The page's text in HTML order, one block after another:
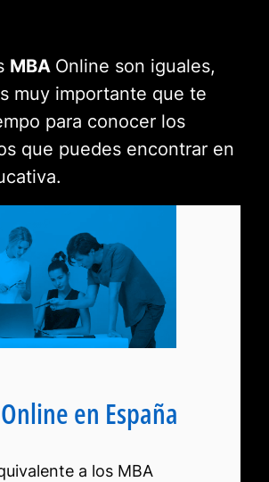
MBA Online son iguales,
muy importante que te
para conocer los
que puedes encontrar en
en España
a los MBA